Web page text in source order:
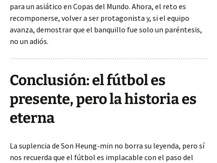
para un asiático en Copas del Mundo. Ahora, el reto es
recomponerse, volver a ser protagonista y, si el equipo
avanza, demostrar que el banquillo fue solo un paréntesis,
no un adiós.
Conclusión: el fútbol es
presente, pero la historia es
eterna
La suplencia de Son Heung-min no borra su leyenda, pero sí
nos recuerda que el fútbol es implacable con el paso del